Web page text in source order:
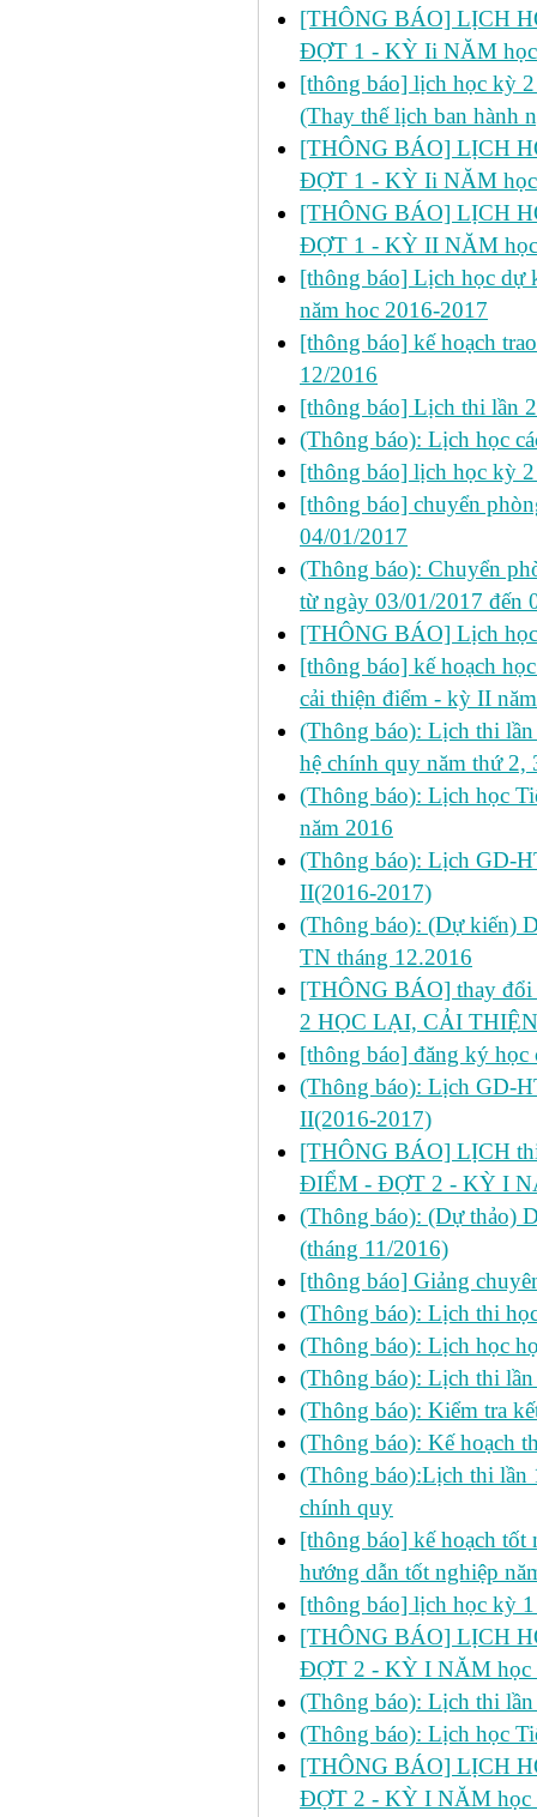
[THÔNG BÁO] LỊCH
ĐỢT 1 - KỲ Ii NĂM
[thông báo] lịch học kỳ
(Thay thế lịch ban hành
[THÔNG BÁO] LỊCH
ĐỢT 1 - KỲ Ii NĂM
[THÔNG BÁO] LỊCH
ĐỢT 1 - KỲ II NĂM
[thông báo] Lịch học dự
năm hoc 2016-2017
[thông báo] kế hoạch
12/2016
[thông báo] Lịch thi lần
(Thông báo): Lịch học
[thông báo] lịch học kỳ
[thông báo] chuyển
04/01/2017
(Thông báo): Chuyển
từ ngày 03/01/2017 đến
[THÔNG BÁO] Lịch
[thông báo] kế hoạch
cải thiện điểm - kỳ II
(Thông báo): Lịch thi
hệ chính quy năm thứ 2,
(Thông báo): Lịch học
năm 2016
(Thông báo): Lịch GD-
II(2016-2017)
(Thông báo): (Dự kiến)
TN tháng 12.2016
[THÔNG BÁO] thay đổi
2 HỌC LẠI, CẢI
[thông báo] đăng ký
(Thông báo): Lịch GD-
II(2016-2017)
[THÔNG BÁO] LỊCH
ĐIỂM - ĐỢT 2 - KỲ I
(Thông báo): (Dự thảo)
(tháng 11/2016)
[thông báo] Giảng
(Thông báo): Lịch thi
(Thông báo): Lịch học
(Thông báo): Lịch thi
(Thông báo): Kiểm tra
(Thông báo): Kế hoạch
(Thông báo):Lịch thi lần
chính quy
[thông báo] kế hoạch tốt
hướng dẫn tốt nghiệp
[thông báo] lịch học kỳ
[THÔNG BÁO] LỊCH
ĐỢT 2 - KỲ I NĂM học
(Thông báo): Lịch thi
(Thông báo): Lịch học
[THÔNG BÁO] LỊCH
ĐỢT 2 - KỲ I NĂM học